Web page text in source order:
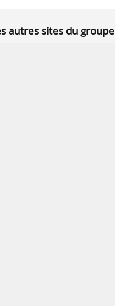
autres sites du groupe